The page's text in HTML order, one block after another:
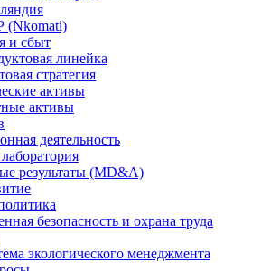
и сбыт
линейка
стратегия
активы
активы
деятельность
результаты (MD&A)
безопасность и охрана труда
экологического менеджмента